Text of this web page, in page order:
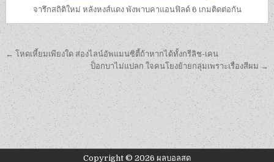
จารึกสถิติใหม่ หลังหงส์แดง พังพาบคาแอนฟิลด์ 6 เกมติดต่อกัน
เมนู
นำทาง
เรื่อง
← โหดเหี้ยมเพียงใด ส่องไลน์อัพแมนซิตี้ถ้าหากได้ทั้งกรีลิช-เคน
ป็อกบาไม่แปลก ใจคนโยงย้ายกลุ่มเพราะเรื่องสีผม →
Copyright © 2026 ผลบอลสด